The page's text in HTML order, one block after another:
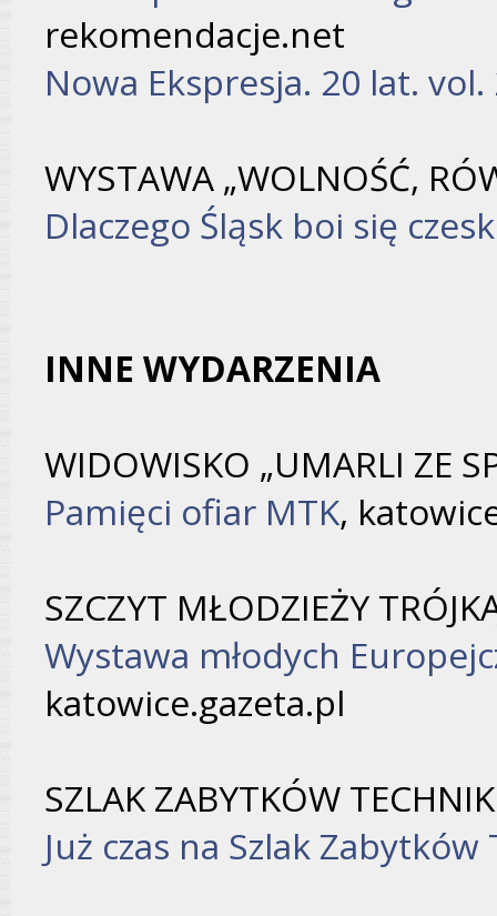
rekomendacje.net
Nowa Ekspresja. 20 lat. vol.
WYSTAWA „WOLNOŚĆ,
Dlaczego Śląsk boi się
INNE WYDARZENIA
WIDOWISKO „UMARLI ZE
Pamięci ofiar MTK,
SZCZYT MŁODZIEŻY
Wystawa młodych
katowice.gazeta.pl
SZLAK ZABYTKÓW
Już czas na Szlak